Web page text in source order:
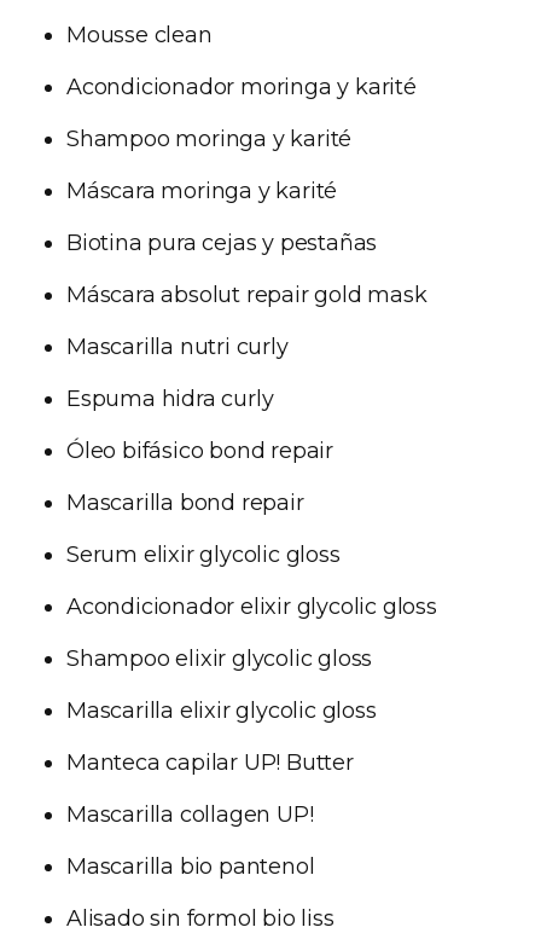
Mousse clean
Acondicionador moringa y karité
Shampoo moringa y karité
Máscara moringa y karité
Biotina pura cejas y pestañas
Máscara absolut repair gold mask
Mascarilla nutri curly
Espuma hidra curly
Óleo bifásico bond repair
Mascarilla bond repair
Serum elixir glycolic gloss
Acondicionador elixir glycolic gloss
Shampoo elixir glycolic gloss
Mascarilla elixir glycolic gloss
Manteca capilar UP! Butter
Mascarilla collagen UP!
Mascarilla bio pantenol
Alisado sin formol bio liss